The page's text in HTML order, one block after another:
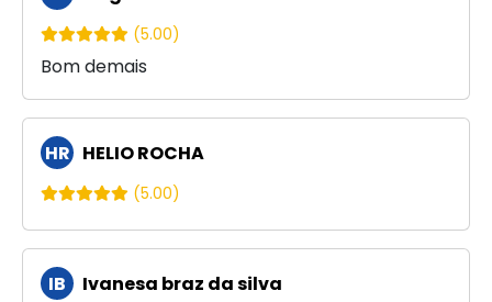
(5.00)
Bom demais
HR HELIO ROCHA
(5.00)
IB Ivanesa braz da silva